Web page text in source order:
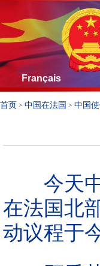
Français
首页 > 中国在法国 > 中国
今天中
在法国北
动议程于